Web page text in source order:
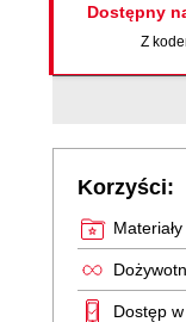
Dostępny
Z
Korzyści:
Dostęp